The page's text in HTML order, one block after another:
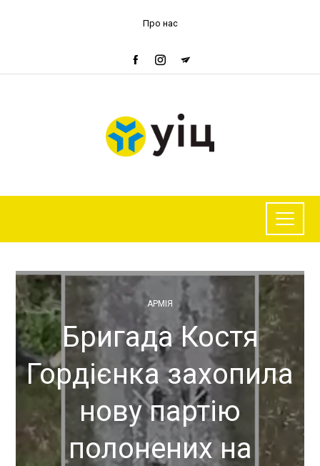
Про нас
АРМІЯ
Бригада Костя
Гордієнка захопила
нову партію
полонених на